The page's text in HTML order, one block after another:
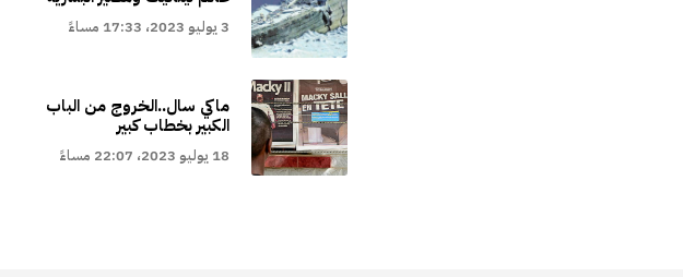
3 يوليو 2023، 17:33 مساءً
ماكي سال..الخروج من الباب
الكبير بخطاب كبير
18 يوليو 2023، 22:07 مساءً